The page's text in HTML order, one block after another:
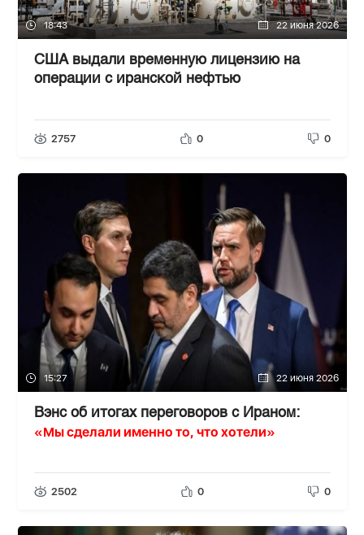
18:43 22 июня 2026
США выдали временную лицензию на
операции с иранской нефтью
2757 0 0
15:27 22 июня 2026
Вэнс об итогах переговоров с Ираном:
«Мы сделали именно то, что хотели»
2502 0 0